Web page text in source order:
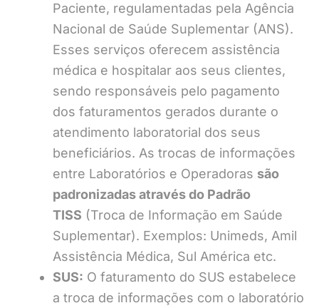
Paciente, regulamentadas pela Agência
Nacional de Saúde Suplementar (ANS).
Esses serviços oferecem assistência
médica e hospitalar aos seus clientes,
sendo responsáveis pelo pagamento
dos faturamentos gerados durante o
atendimento laboratorial dos seus
beneficiários. As trocas de informações
entre Laboratórios e Operadoras são
padronizadas através do Padrão
TISS (Troca de Informação em Saúde
Suplementar). Exemplos: Unimeds, Amil
Assistência Médica, Sul América etc.
SUS: O faturamento do SUS estabelece
a troca de informações com o laboratório